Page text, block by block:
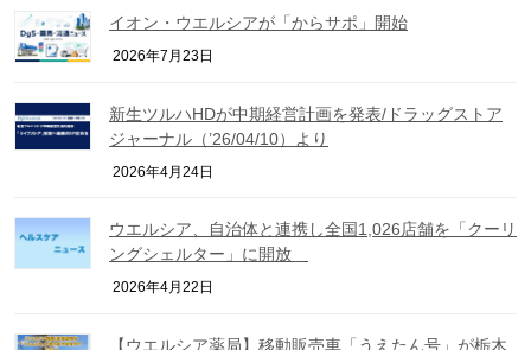
イオン・ウエルシアが「からサポ」開始
2026年7月23日
新生ツルハHDが中期経営計画を発表/ドラッグストア
ジャーナル（’26/04/10）より
2026年4月24日
ウエルシア、自治体と連携し全国1,026店舗を「クーリ
ングシェルター」に開放
2026年4月22日
【ウエルシア薬局】移動販売車「うえたん号」が栃木